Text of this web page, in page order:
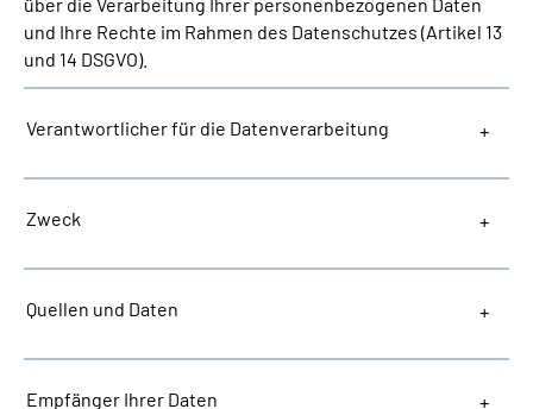
und Ihre Rechte im Rahmen des Datenschutzes (Artikel 13
und 14 DSGVO).
Verantwortlicher für die Datenverarbeitung
Zweck
Quellen und Daten
Empfänger Ihrer Daten